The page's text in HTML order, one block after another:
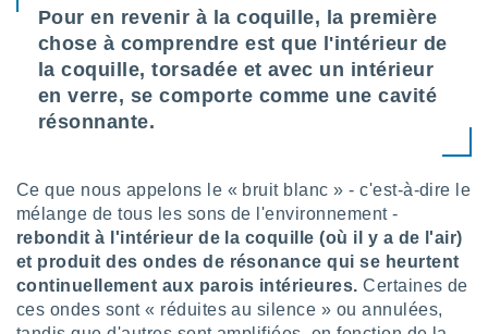
votre
IP et
Pour en revenir à la coquille, la première
chose à comprendre est que l'intérieur de
la coquille, torsadée et avec un intérieur
en verre, se comporte comme une cavité
résonnante.
Ce que nous appelons le « bruit blanc » - c'est-à-dire le
mélange de tous les sons de l'environnement -
rebondit à l'intérieur de la coquille (où il y a de l'air)
et produit des ondes de résonance qui se heurtent
continuellement aux parois intérieures. Certaines de
ces ondes sont « réduites au silence » ou annulées,